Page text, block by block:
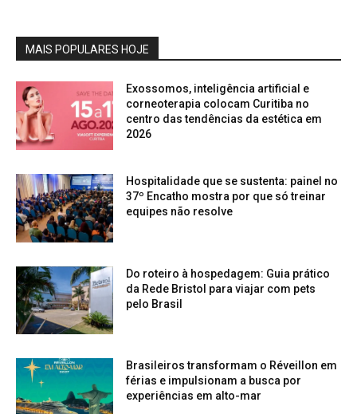
MAIS POPULARES HOJE
Exossomos, inteligência artificial e
corneoterapia colocam Curitiba no
centro das tendências da estética em
2026
Hospitalidade que se sustenta: painel no
37º Encatho mostra por que só treinar
equipes não resolve
Do roteiro à hospedagem: Guia prático
da Rede Bristol para viajar com pets
pelo Brasil
Brasileiros transformam o Réveillon em
férias e impulsionam a busca por
experiências em alto-mar